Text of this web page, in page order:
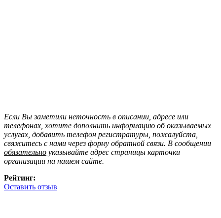
Если Вы заметили неточность в описании, адресе или
телефонах, хотите дополнить информацию об оказываемых
услугах, добавить телефон регистратуры, пожалуйста,
свяжитесь с нами через форму обратной связи. В сообщении
обязательно указывайте адрес страницы карточки
организации на нашем сайте.
Рейтинг:
Оставить отзыв